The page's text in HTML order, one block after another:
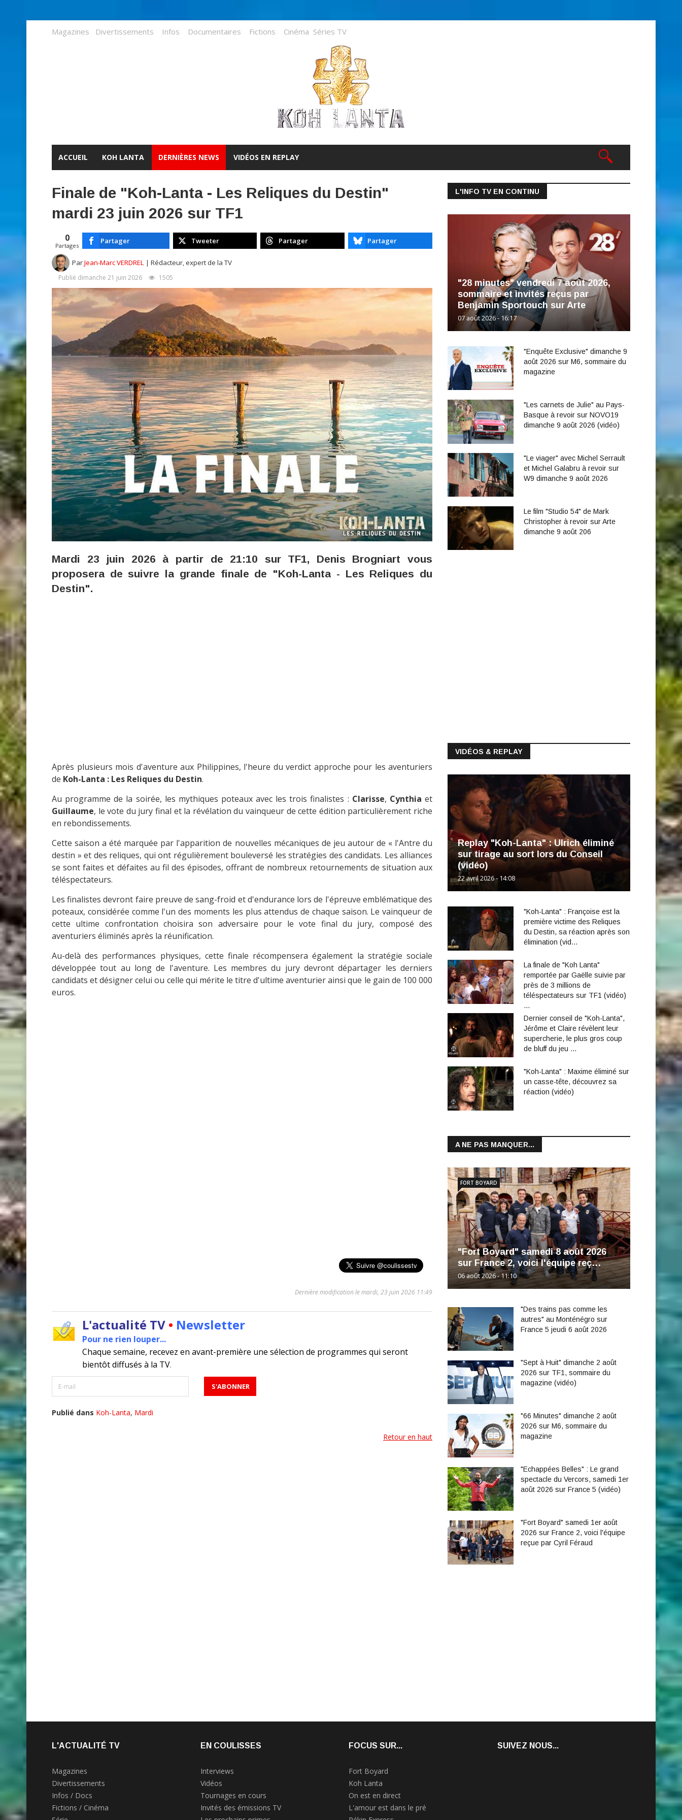
Magazines Divertissements Infos Documentaires Fictions Cinéma Séries TV
ACCUEIL KOH LANTA DERNIÈRES NEWS VIDÉOS EN REPLAY
Finale de "Koh-Lanta - Les Reliques du Destin"
mardi 23 juin 2026 sur TF1
0
Partages
Partager Tweeter Partager Partager
ParJean-Marc VERDREL | Rédacteur, expert de la TV
Publié dimanche 21 juin 2026 1505
Mardi 23 juin 2026 à partir de 21:10 sur TF1, Denis Brogniart vous
proposera de suivre la grande finale de "Koh-Lanta - Les Reliques du
Destin".
Après plusieurs mois d'aventure aux Philippines, l'heure du verdict approche pour les aventuriers
de Koh-Lanta : Les Reliques du Destin.
Au programme de la soirée, les mythiques poteaux avec les trois finalistes : Clarisse, Cynthia et
Guillaume, le vote du jury final et la révélation du vainqueur de cette édition particulièrement riche
en rebondissements.
Cette saison a été marquée par l'apparition de nouvelles mécaniques de jeu autour de « l'Antre du
destin » et des reliques, qui ont régulièrement bouleversé les stratégies des candidats. Les alliances
se sont faites et défaites au fil des épisodes, offrant de nombreux retournements de situation aux
téléspectateurs.
Les finalistes devront faire preuve de sang-froid et d'endurance lors de l'épreuve emblématique des
poteaux, considérée comme l'un des moments les plus attendus de chaque saison. Le vainqueur de
cette ultime confrontation choisira son adversaire pour le vote final du jury, composé des
aventuriers éliminés après la réunification.
Au-delà des performances physiques, cette finale récompensera également la stratégie sociale
développée tout au long de l'aventure. Les membres du jury devront départager les derniers
candidats et désigner celui ou celle qui mérite le titre d'ultime aventurier ainsi que le gain de 100 000
euros.
Dernière modification le mardi, 23 juin 2026 11:49
L'actualité TV • Newsletter
Pour ne rien louper...
Chaque semaine, recevez en avant-première une sélection de programmes qui seront
bientôt diffusés à la TV.
Publié dans Koh-Lanta, Mardi
Retour en haut
L'INFO TV EN CONTINU
"28 minutes" vendredi 7 août 2026,
sommaire et invités reçus par
Benjamin Sportouch sur Arte
07 août 2026 - 16:17
"Enquête Exclusive" dimanche 9
août 2026 sur M6, sommaire du
magazine
"Les carnets de Julie" au Pays-
Basque à revoir sur NOVO19
dimanche 9 août 2026 (vidéo)
"Le viager" avec Michel Serrault
et Michel Galabru à revoir sur
W9 dimanche 9 août 2026
Le film "Studio 54" de Mark
Christopher à revoir sur Arte
dimanche 9 août 206
VIDÉOS & REPLAY
Replay "Koh-Lanta" : Ulrich éliminé
sur tirage au sort lors du Conseil
(vidéo)
22 avril 2026 - 14:08
"Koh-Lanta" : Françoise est la
première victime des Reliques
du Destin, sa réaction après son
élimination (vid…
La finale de "Koh Lanta"
remportée par Gaëlle suivie par
près de 3 millions de
téléspectateurs sur TF1 (vidéo)
…
Dernier conseil de "Koh-Lanta",
Jérôme et Claire révèlent leur
supercherie, le plus gros coup
de bluff du jeu …
"Koh-Lanta" : Maxime éliminé sur
un casse-tête, découvrez sa
réaction (vidéo)
A NE PAS MANQUER...
"Fort Boyard" samedi 8 août 2026
sur France 2, voici l'équipe reç…
06 août 2026 - 11:10
FORT BOYARD
"Des trains pas comme les
autres" au Monténégro sur
France 5 jeudi 6 août 2026
"Sept à Huit" dimanche 2 août
2026 sur TF1, sommaire du
magazine (vidéo)
"66 Minutes" dimanche 2 août
2026 sur M6, sommaire du
magazine
"Echappées Belles" : Le grand
spectacle du Vercors, samedi 1er
août 2026 sur France 5 (vidéo)
"Fort Boyard" samedi 1er août
2026 sur France 2, voici l'équipe
reçue par Cyril Féraud
L'ACTUALITÉ TV
Magazines
Divertissements
Infos / Docs
Fictions / Cinéma
EN COULISSES
Interviews
Vidéos
Tournages en cours
Invités des émissions TV
FOCUS SUR...
Fort Boyard
Koh Lanta
On est en direct
L'amour est dans le pré
SUIVEZ NOUS...